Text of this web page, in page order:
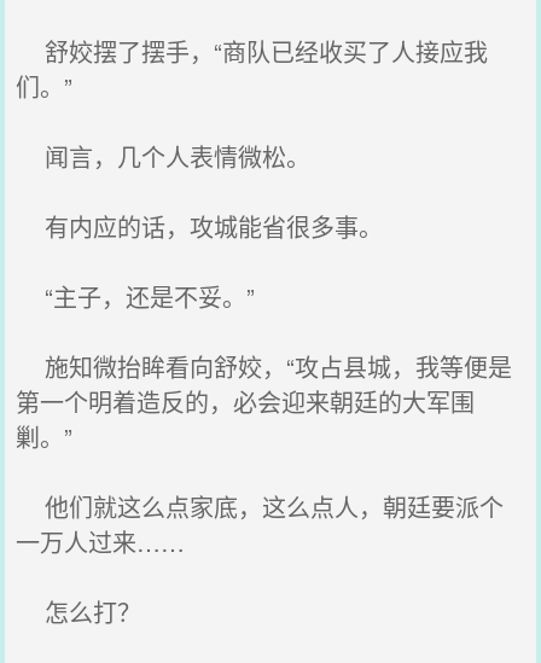
舒姣摆了摆手，“商队已经收买了人接应我
们。”
闻言，几个人表情微松。
有内应的话，攻城能省很多事。
“主子，还是不妥。”
施知微抬眸看向舒姣，“攻占县城，我等便是
第一个明着造反的，必会迎来朝廷的大军围
剿。”
他们就这么点家底，这么点人，朝廷要派个
一万人过来……
怎么打？